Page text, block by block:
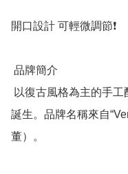
開口設計 可輕微調節❗️
誕生。品牌名稱來自
董）。